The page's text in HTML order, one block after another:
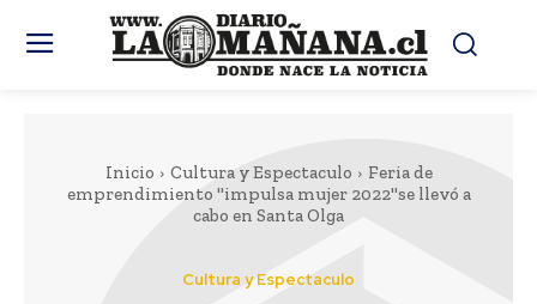
Inicio Cultura y Espectaculo
Feria de
emprendimiento "impulsa mujer 2022"se llevó a
cabo en Santa Olga
Cultura y Espectaculo